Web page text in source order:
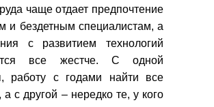
чаще отдает предпочтение
и бездетным специалистам, а
с развитием технологий
все жестче. С одной
работу с годами найти все
а с другой – нередко те, у кого